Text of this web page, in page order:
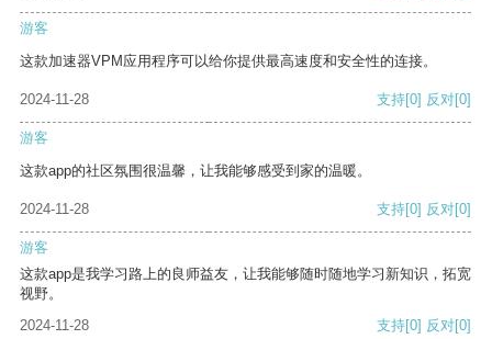
游客
这款加速器VPM应用程序可以给你提供最高速度和安全性的连接。
2024-11-28 支持[0] 反对[0]
游客
这款app的社区氛围很温馨，让我能够感受到家的温暖。
2024-11-28 支持[0] 反对[0]
游客
这款app是我学习路上的良师益友，让我能够随时随地学习新知识，拓宽
视野。
2024-11-28
支持[0] 反对[0]